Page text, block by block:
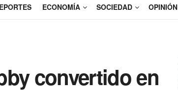
ECONOMÍA SOCIEDAD OPINIÓN
convertido en